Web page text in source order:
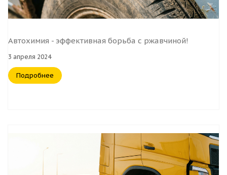
Автохимия - эффективная борьба с ржавчиной!
3 апреля 2024
Подробнее